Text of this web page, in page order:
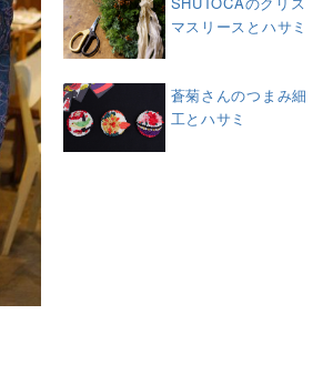
マスリースとハサミ
蒼菊さんのつまみ細
工とハサミ